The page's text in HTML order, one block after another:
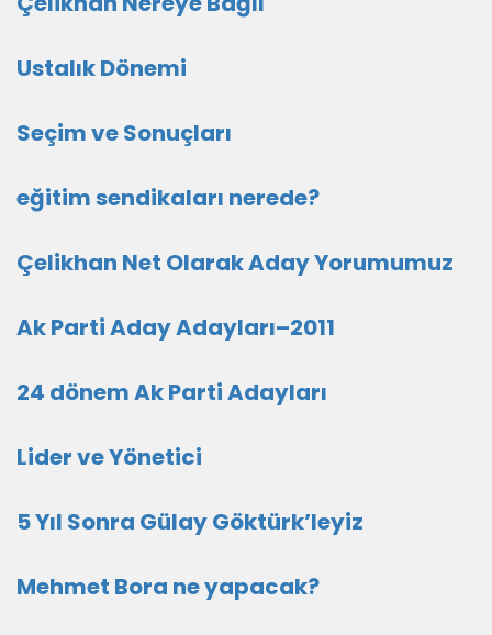
Ustalık Dönemi
Seçim ve Sonuçları
eğitim sendikaları nerede?
Çelikhan Net Olarak Aday Yorumumuz
Ak Parti Aday Adayları–2011
24 dönem Ak Parti Adayları
Lider ve Yönetici
5 Yıl Sonra Gülay Göktürk’leyiz
Mehmet Bora ne yapacak?